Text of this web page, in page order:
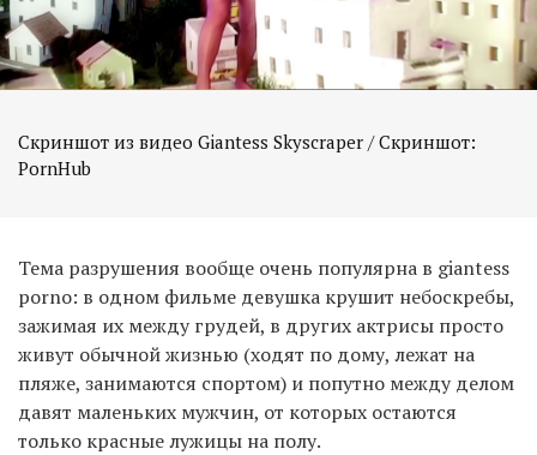
Скриншот из видео Giantess Skyscraper / Скриншот:
Тема разрушения вообще очень популярна в giantess
porno: в одном фильме девушка крушит небоскребы,
зажимая их между грудей, в других актрисы просто
живут обычной жизнью (ходят по дому, лежат на
пляже, занимаются спортом) и попутно между делом
давят маленьких мужчин, от которых остаются
только красные лужицы на полу.